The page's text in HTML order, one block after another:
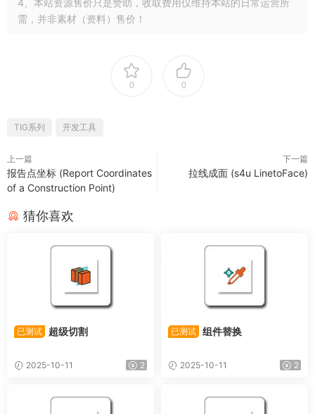
4、本站资源售价只是赞助，收取费用仅维持本站的日常运营所
需，并非素材（资料）售价！
0 0
TIG系列 开发工具
上一篇
报告点坐标 (Report Coordinates
of a Construction Point)
下一篇
拉线成面 (s4u LinetoFace)
猜你喜欢
已测试 超级切割
2025-10-11 2
已测试 组件替换
2025-10-11 2